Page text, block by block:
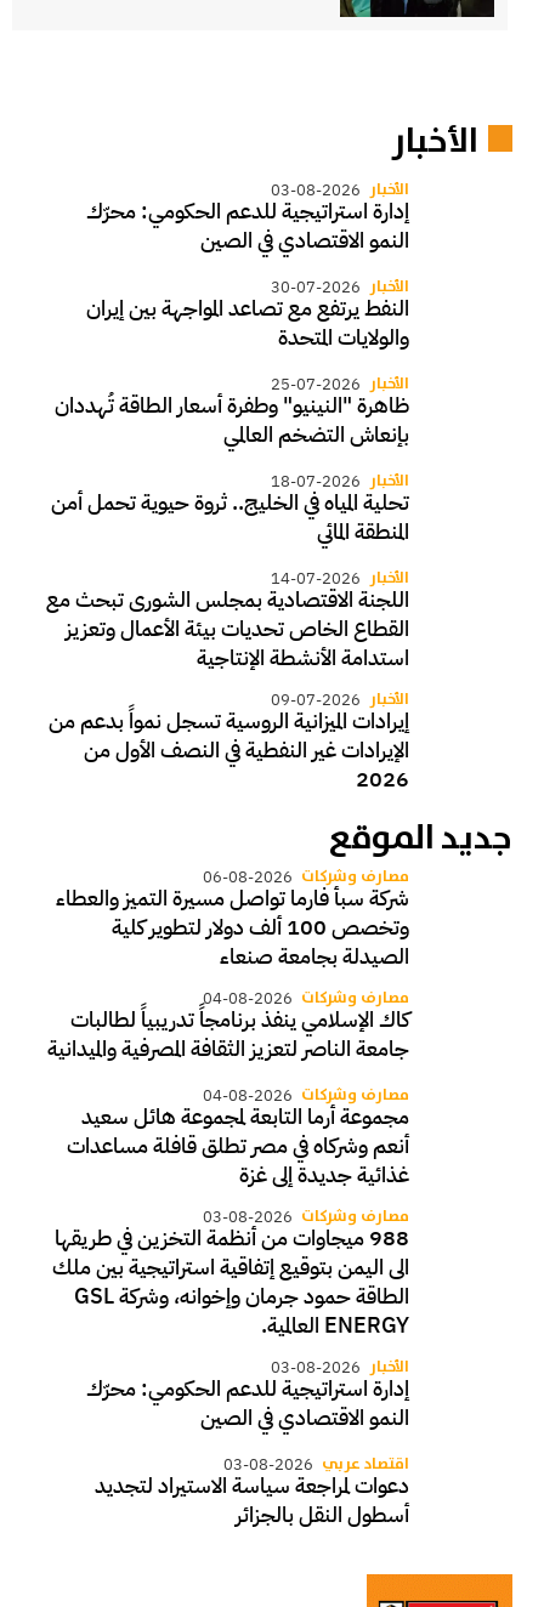
الأخبار
الأخبار 03-08-2026
إدارة استراتيجية للدعم الحكومي: محرّك
النمو الاقتصادي في الصين
الأخبار 30-07-2026
النفط يرتفع مع تصاعد المواجهة بين إيران
والولايات المتحدة
الأخبار 25-07-2026
ظاهرة "النينيو" وطفرة أسعار الطاقة تُهددان
بإنعاش التضخم العالمي
الأخبار 18-07-2026
تحلية المياه في الخليج.. ثروة حيوية تحمل أمن
المنطقة المائي
الأخبار 14-07-2026
اللجنة الاقتصادية بمجلس الشورى تبحث مع
القطاع الخاص تحديات بيئة الأعمال وتعزيز
استدامة الأنشطة الإنتاجية
الأخبار 09-07-2026
إيرادات الميزانية الروسية تسجل نمواً بدعم من
الإيرادات غير النفطية في النصف الأول من
2026
جديد الموقع
مصارف وشركات 06-08-2026
شركة سبأ فارما تواصل مسيرة التميز والعطاء
وتخصص 100 ألف دولار لتطوير كلية
الصيدلة بجامعة صنعاء
مصارف وشركات 04-08-2026
كاك الإسلامي ينفذ برنامجاً تدريبياً لطالبات
جامعة الناصر لتعزيز الثقافة المصرفية والميدانية
مصارف وشركات 04-08-2026
مجموعة أرما التابعة لمجموعة هائل سعيد
أنعم وشركاه في مصر تطلق قافلة مساعدات
غذائية جديدة إلى غزة
مصارف وشركات 03-08-2026
988 ميجاوات من أنظمة التخزين في طريقها
الى اليمن بتوقيع إتفاقية استراتيجية بين ملك
الطاقة حمود جرمان وإخوانه، وشركة GSL
ENERGY العالمية.
الأخبار 03-08-2026
إدارة استراتيجية للدعم الحكومي: محرّك
النمو الاقتصادي في الصين
اقتصاد عربي 03-08-2026
دعوات لمراجعة سياسة الاستيراد لتجديد
أسطول النقل بالجزائر